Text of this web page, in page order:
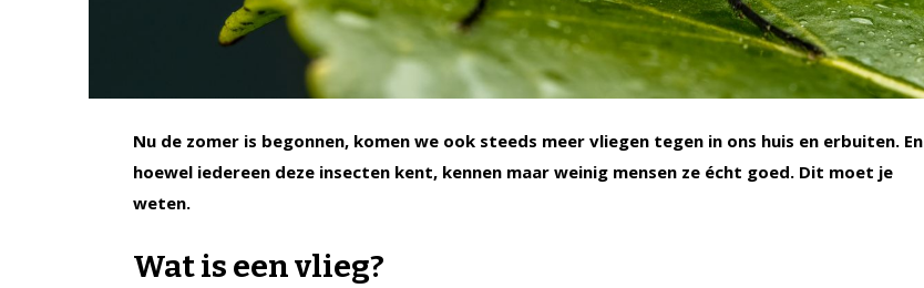
Nu de zomer is begonnen, komen we ook steeds meer vliegen tegen in ons huis en erbuiten. En
hoewel iedereen deze insecten kent, kennen maar weinig mensen ze écht goed. Dit moet je
weten.
Wat is een vlieg?